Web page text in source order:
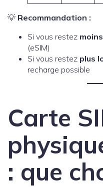
💡 Recommandation :
Si vous restez
(eSIM)
Si vous restez plus
recharge possible
Carte
: que